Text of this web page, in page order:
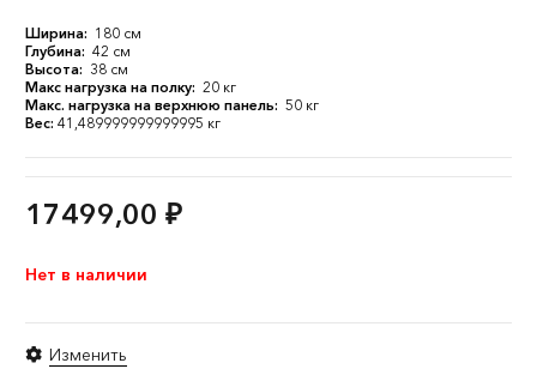
Ширина: 180 см
Глубина: 42 см
Высота: 38 см
Макс нагрузка на полку: 20 кг
Макс. нагрузка на верхнюю панель: 50 кг
Вес: 41,489999999999995 кг
17499,00 ₽
Нет в наличии
Изменить